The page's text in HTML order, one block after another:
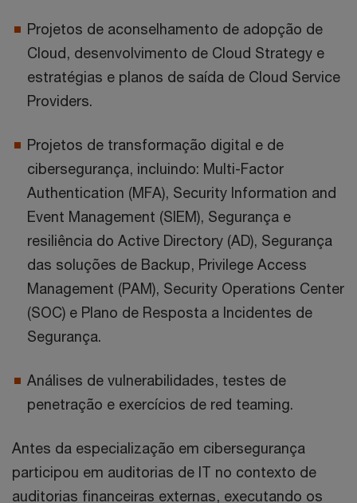
Projetos de aconselhamento de adopção de
Cloud, desenvolvimento de Cloud Strategy e
estratégias e planos de saída de Cloud Service
Providers.
Projetos de transformação digital e de
cibersegurança, incluindo: Multi-Factor
Authentication (MFA), Security Information and
Event Management (SIEM), Segurança e
resiliência do Active Directory (AD), Segurança
das soluções de Backup, Privilege Access
Management (PAM), Security Operations Center
(SOC) e Plano de Resposta a Incidentes de
Segurança.
Análises de vulnerabilidades, testes de
penetração e exercícios de red teaming.
Antes da especialização em cibersegurança
participou em auditorias de IT no contexto de
auditorias financeiras externas, executando os